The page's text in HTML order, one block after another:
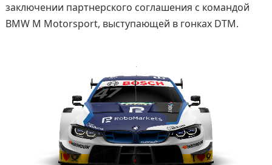
заключении партнерского соглашения с командой
BMW M Motorsport, выступающей в гонках DTM.